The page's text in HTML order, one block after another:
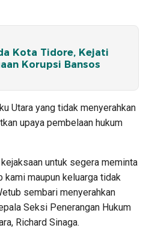
Kota Tidore, Kejati
Korupsi Bansos
Utara yang tidak menyerahkan
upaya pembelaan hukum
untuk segera meminta
maupun keluarga tidak
sembari menyerahkan
Seksi Penerangan Hukum
Richard Sinaga.